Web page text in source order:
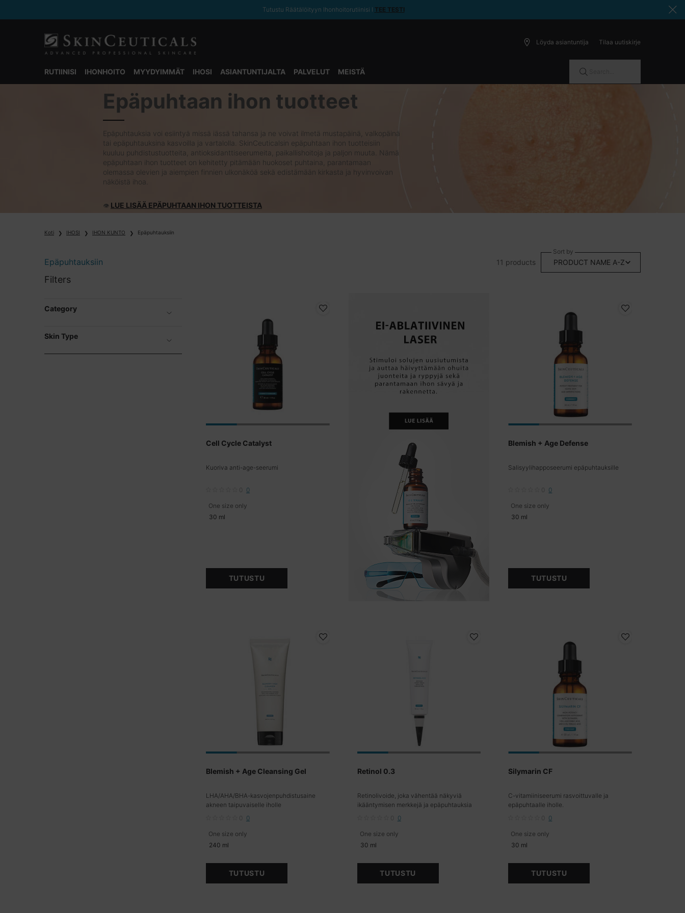
Tutustu Räätälöityyn Ihonhoitorutiinisi ǀ TEE TESTI
Löyda asiantuntija Tilaa uutiskirje
RUTIINISI IHONHOITO MYYDYIMMÄT IHOSI ASIANTUNTIJALTA PALVELUT MEISTÄ
Epäpuhtaan ihon tuotteet
Epäpuhtauksia voi esiintyä missä iässä tahansa ja ne voivat ilmetä mustapäinä, valkopäinä
tai epäpuhtauksina kasvoilla ja vartalolla. SkinCeuticalsin epäpuhtaan ihon tuotteisiin
kuuluu puhdistustuotteita, antioksidanttiseerumeita, paikallishoitoja ja paljon muuta. Nämä
epäpuhtaan ihon tuotteet on kehitetty pitämään huokoset puhtaina, parantamaan
olemassa olevien ja aiempien finnien ulkonäköä sekä edistämään kirkasta ja hyvinvoivan
näköistä ihoa.
👁 LUE LISÄÄ EPÄPUHTAAN IHON TUOTTEISTA
Koti IHOSI IHON KUNTO Epäpuhtauksiin
Epäpuhtauksiin 11 products
Sort by
Epäpuhtauksiin
Filters
Category
Skin Type
Cell Cycle Catalyst
Kuoriva anti-age-seerumi
0
One size only
30 ml
TUTUSTU
Blemish + Age Defense
Salisyylihapposeerumi epäpuhtauksille
0
One size only
30 ml
TUTUSTU
Blemish + Age Cleansing Gel
LHA/AHA/BHA-kasvojenpuhdistusaine
akneen taipuvaiselle iholle
0
One size only
240 ml
TUTUSTU
Retinol 0.3
Retinolivoide, joka vähentää näkyviä
ikääntymisen merkkejä ja epäpuhtauksia
0
One size only
30 ml
TUTUSTU
Silymarin CF
C-vitamiiniseerumi rasvoittuvalle ja
epäpuhtaalle iholle.
0
One size only
30 ml
TUTUSTU